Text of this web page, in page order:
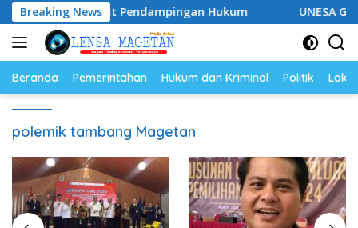
Langsung
ke
konten
Breaking News
Perkuat Pendampingan Hukum UNESA Gelar
Beranda Pemerintahan Hukum dan Kriminal Politik
polemik tambang Magetan